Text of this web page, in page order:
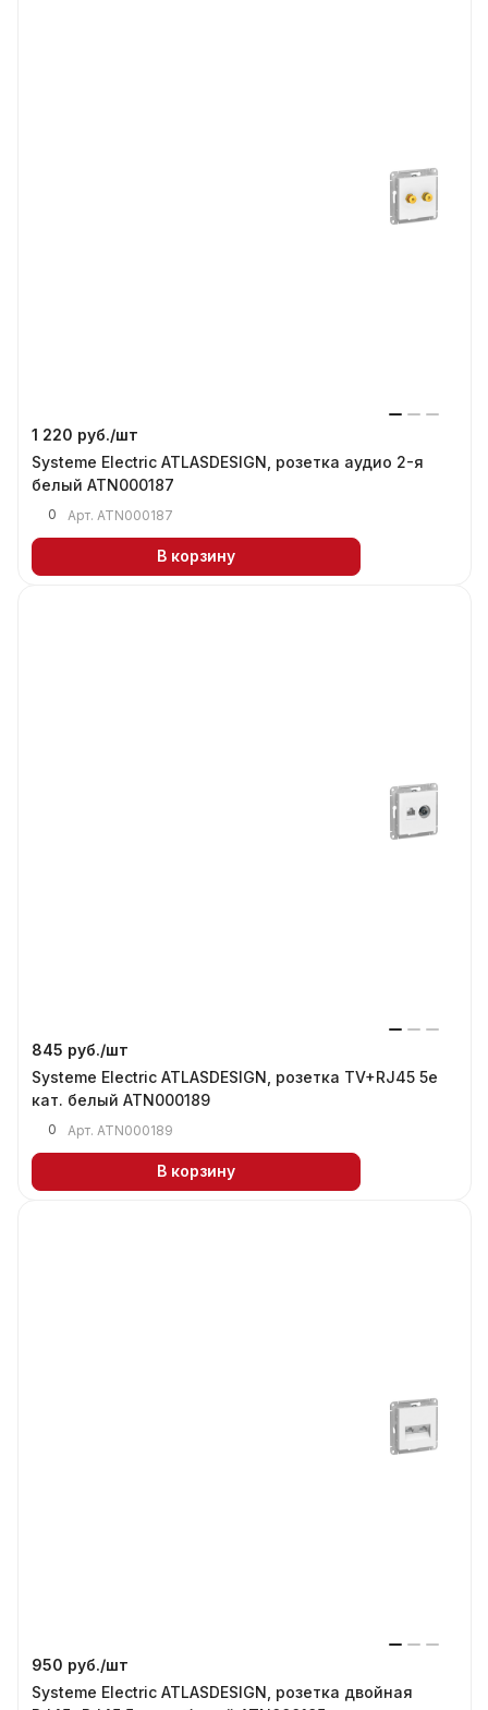
1 220 руб./шт
Systeme Electric ATLASDESIGN, розетка аудио 2-я
белый ATN000187
0 Арт. ATN000187
В корзину
845 руб./шт
Systeme Electric ATLASDESIGN, розетка TV+RJ45 5е
кат. белый ATN000189
0 Арт. ATN000189
В корзину
950 руб./шт
Systeme Electric ATLASDESIGN, розетка двойная